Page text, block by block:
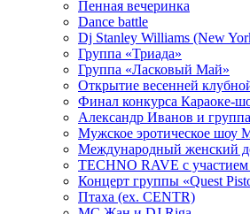
Пенная вечеринка
Dance battle
Dj Stanley Williams (New
Группа «Триада»
Группа «Ласковый Май»
Открытие весенней
Финал конкурса Караоке-
Александр Иванов и
Мужское эротическое шоу
Международный женский
TECHNO RAVE с
Концерт группы «Quest
Птаха (ex. CENTR)